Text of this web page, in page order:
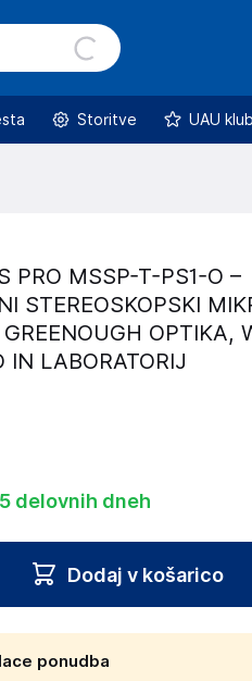
Storitve UAU klub
PRO MSSP-T-PS1-O –
STEREOSKOPSKI
OPTIKA,
IN LABORATORIJ
delovnih dneh
Dodaj v košarico
ponudba